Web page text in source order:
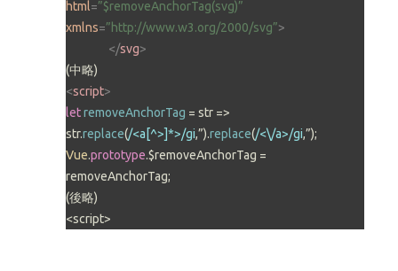
html=”$removeAnchorTag(svg)”
xmlns=”http://www.w3.org/2000/svg”>
</svg>
<script>
letremoveAnchorTag = str =>
str.replace(/<a[^>]*>/gi,”).replace(/<\/a>/gi
Vue.prototype.$removeAnchorTag =
removeAnchorTag;
(後略)